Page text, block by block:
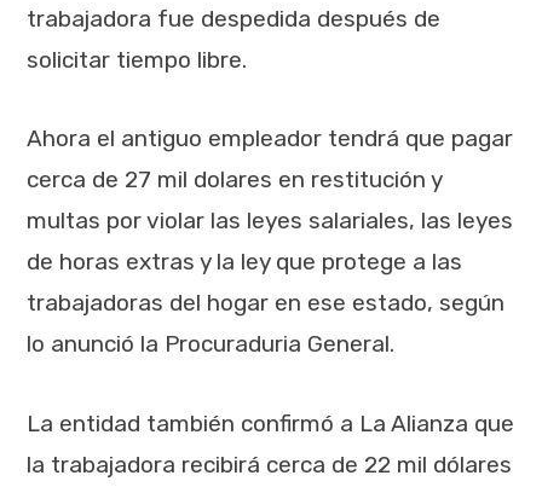
trabajadora fue despedida después de
solicitar tiempo libre.
Ahora el antiguo empleador tendrá que pagar
cerca de 27 mil dolares en restitución y
multas por violar las leyes salariales, las leyes
de horas extras y la ley que protege a las
trabajadoras del hogar en ese estado, según
lo anunció la Procuraduria General.
La entidad también confirmó a La Alianza que
la trabajadora recibirá cerca de 22 mil dólares